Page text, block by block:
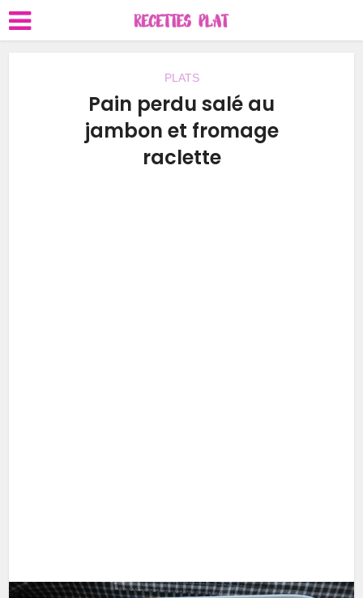
PLATS
Pain perdu salé au
jambon et fromage
raclette